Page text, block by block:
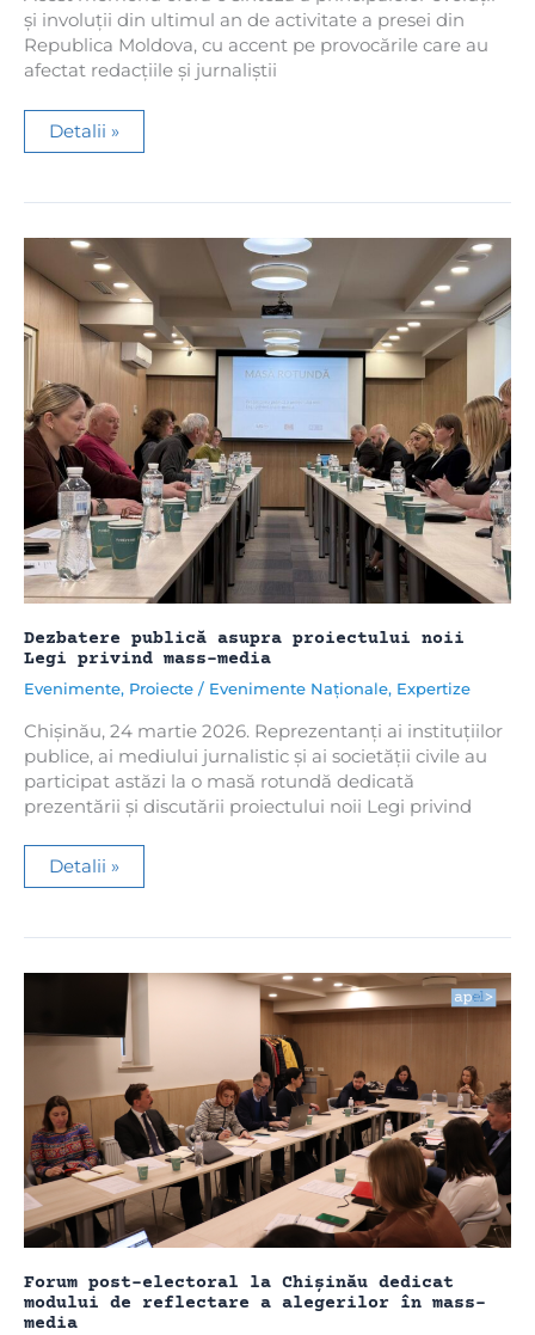
și involuții din ultimul an de activitate a presei din
Republica Moldova, cu accent pe provocările care au
afectat redacțiile și jurnaliștii
MEMORIU
PRIVIND
în
2025
–
mai
2026)
Detalii »
Dezbatere publică asupra proiectului noii
Legi privind mass-media
Evenimente, Proiecte / Evenimente Naționale, Expertize
Chișinău, 24 martie 2026. Reprezentanți ai instituțiilor
publice, ai mediului jurnalistic și ai societății civile au
participat astăzi la o masă rotundă dedicată
prezentării și discutării proiectului noii Legi privind
Dezbatere
publică
noii
Detalii »
Forum post-electoral la Chișinău dedicat
modului de reflectare a alegerilor în mass-
media